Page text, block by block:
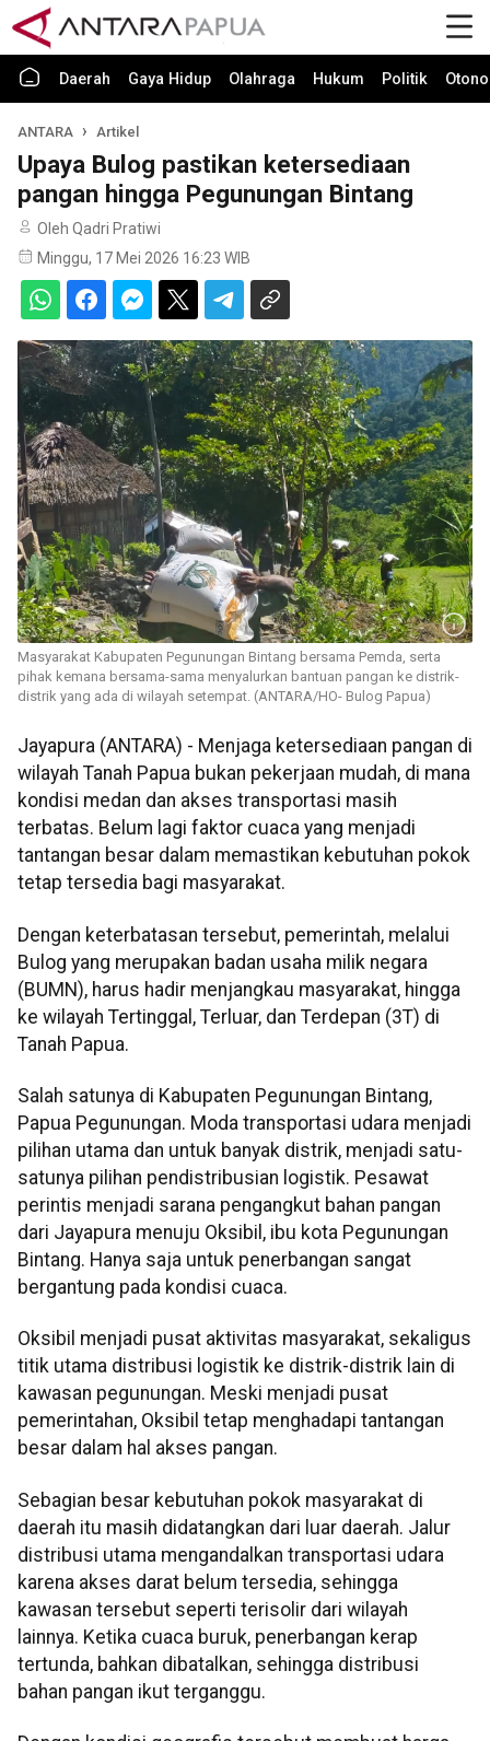
Daerah Gaya Hidup Olahraga Hukum Politik
ANTARA Artikel
Upaya Bulog pastikan ketersediaan
pangan hingga Pegunungan Bintang
Oleh Qadri Pratiwi
Minggu, 17 Mei 2026 16:23 WIB
Masyarakat Kabupaten Pegunungan Bintang bersama Pemda, serta
pihak kemana bersama-sama menyalurkan bantuan pangan ke distrik-
distrik yang ada di wilayah setempat. (ANTARA/HO- Bulog Papua)
Jayapura (ANTARA) - Menjaga ketersediaan pangan di
wilayah Tanah Papua bukan pekerjaan mudah, di mana
kondisi medan dan akses transportasi masih
terbatas. Belum lagi faktor cuaca yang menjadi
tantangan besar dalam memastikan kebutuhan pokok
tetap tersedia bagi masyarakat.
Dengan keterbatasan tersebut, pemerintah, melalui
Bulog yang merupakan badan usaha milik negara
(BUMN), harus hadir menjangkau masyarakat, hingga
ke wilayah Tertinggal, Terluar, dan Terdepan (3T) di
Tanah Papua.
Salah satunya di Kabupaten Pegunungan Bintang,
Papua Pegunungan. Moda transportasi udara menjadi
pilihan utama dan untuk banyak distrik, menjadi satu-
satunya pilihan pendistribusian logistik. Pesawat
perintis menjadi sarana pengangkut bahan pangan
dari Jayapura menuju Oksibil, ibu kota Pegunungan
Bintang. Hanya saja untuk penerbangan sangat
bergantung pada kondisi cuaca.
Oksibil menjadi pusat aktivitas masyarakat, sekaligus
titik utama distribusi logistik ke distrik-distrik lain di
kawasan pegunungan. Meski menjadi pusat
pemerintahan, Oksibil tetap menghadapi tantangan
besar dalam hal akses pangan.
Sebagian besar kebutuhan pokok masyarakat di
daerah itu masih didatangkan dari luar daerah. Jalur
distribusi utama mengandalkan transportasi udara
karena akses darat belum tersedia, sehingga
kawasan tersebut seperti terisolir dari wilayah
lainnya. Ketika cuaca buruk, penerbangan kerap
tertunda, bahkan dibatalkan, sehingga distribusi
bahan pangan ikut terganggu.